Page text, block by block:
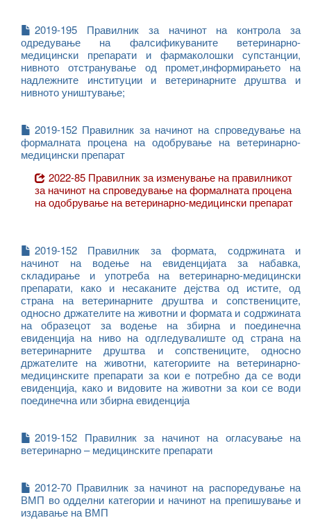
2019-195 Правилник за начинот на контрола за
одредување на фалсификуваните ветеринарно-
медицински препарати и фармаколошки супстанции,
нивното отстранување од промет,информирањето на
надлежните институции и ветеринарните друштва и
нивното уништување;
2019-152 Правилник за начинот на спроведување на
формалната процена на одобрување на ветеринарно-
медицински препарат
2022-85 Правилник за изменување на правилникот
за начинот на спроведување на формалната процена
на одобрување на ветеринарно-медицински препарат
2019-152 Правилник за формата, содржината и
начинот на водење на евиденцијата за набавка,
складирање и употреба на ветеринарно-медицински
препарати, како и несаканите дејства од истите, од
страна на ветеринарните друштва и сопствениците,
односно држателите на животни и формата и содржината
на образецот за водење на збирна и поединечна
евиденција на ниво на одгледувалиште од страна на
ветеринарните друштва и сопствениците, односно
држателите на животни, категориите на ветеринарно-
медицинските препарати за кои е потребно да се води
евиденција, како и видовите на животни за кои се води
поединечна или збирна евиденција
2019-152 Правилник за начинот на огласување на
ветеринарно – медицинските препарати
2012-70 Правилник за начинот на распоредување на
ВМП во одделни категории и начинот на препишување и
издавање на ВМП